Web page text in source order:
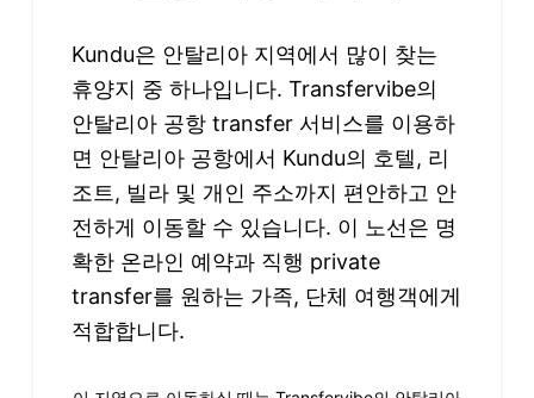
Kundu은 안탈리아 지역에서 많이 찾는
휴양지 중 하나입니다. Transfervibe의
안탈리아 공항 transfer 서비스를 이용하
면 안탈리아 공항에서 Kundu의 호텔, 리
조트, 빌라 및 개인 주소까지 편안하고 안
전하게 이동할 수 있습니다. 이 노선은 명
확한 온라인 예약과 직행 private
transfer를 원하는 가족, 단체 여행객에게
적합합니다.